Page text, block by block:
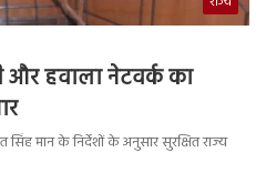
हवाला नेटवर्क का
मान के निर्देशों के अनुसार सुरक्षित राज्य